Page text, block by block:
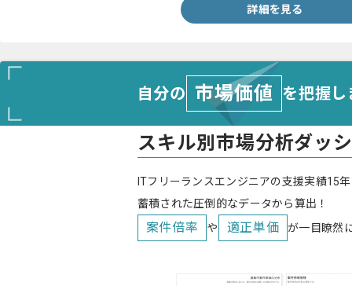
詳細を見る
自分の 市場価値 を把握
スキル別市場分析ダッ
ITフリーランスエンジニアの支援実績15
蓄積された圧倒的なデータから算出！
案件倍率 や 適正単価 が一目瞭然